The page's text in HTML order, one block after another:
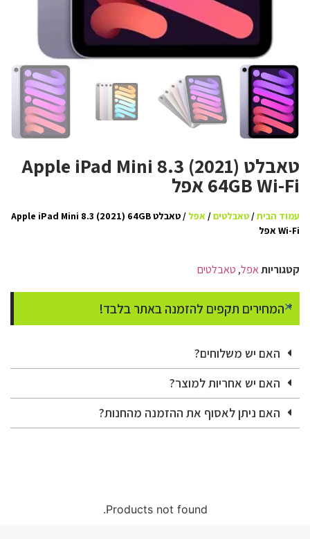
טאבלט Apple iPad Mini 8.3 (2021)
64GB Wi-Fi אפל
עמוד הבית/טאבלטים/ אפל
/ טאבלט Apple iPad Mini 8.3 (2021) 64GB
Wi-Fi אפל
קטגוריותאפל, טאבלטים
* המחירים תקפים להזמנה באתר בלבד!
×
האם יש משלוחים?
האם יש אחריות למוצר?
האם ניתן לאסוף את ההזמנה מהחנות?
Products not found.